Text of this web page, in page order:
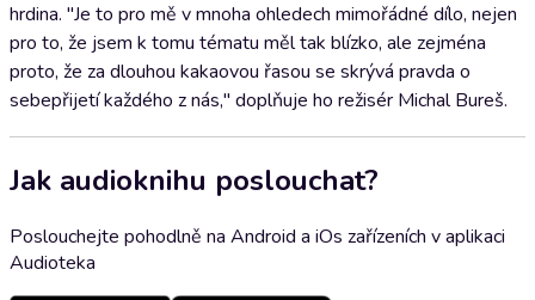
hrdina. "Je to pro mě v mnoha ohledech mimořádné dílo, nejen
pro to, že jsem k tomu tématu měl tak blízko, ale zejména
proto, že za dlouhou kakaovou řasou se skrývá pravda o
sebepřijetí každého z nás," doplňuje ho režisér Michal Bureš.
Jak audioknihu poslouchat?
Poslouchejte pohodlně na Android a iOs zařízeních v aplikaci
Audioteka